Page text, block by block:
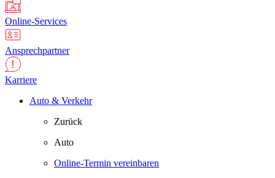
Online-Services
Ansprechpartner
Karriere
Auto & Verkehr
Zurück
Auto
Online-Termin vereinbaren